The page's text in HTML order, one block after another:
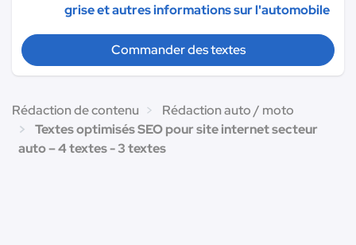
grise et autres informations sur l'automobile
Commander des textes
Rédaction de contenu
Rédaction auto / moto
Textes optimisés SEO pour site internet secteur
auto – 4 textes - 3 textes